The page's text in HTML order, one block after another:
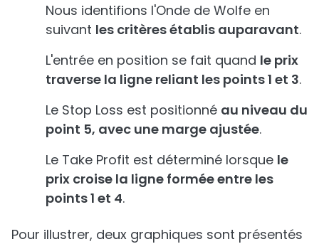
Nous identifions l'Onde de Wolfe en
suivant les critères établis auparavant.
L'entrée en position se fait quand le prix
traverse la ligne reliant les points 1 et 3.
Le Stop Loss est positionné au niveau du
point 5, avec une marge ajustée.
Le Take Profit est déterminé lorsque le
prix croise la ligne formée entre les
points 1 et 4.
Pour illustrer, deux graphiques sont présentés